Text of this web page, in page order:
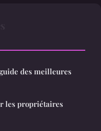
des meilleures
les propriétaires